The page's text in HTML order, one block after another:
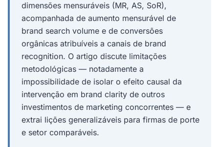
dimensões mensuráveis (MR, AS, SoR),
acompanhada de aumento mensurável de
brand search volume e de conversões
orgânicas atribuíveis a canais de brand
recognition. O artigo discute limitações
metodológicas — notadamente a
impossibilidade de isolar o efeito causal da
intervenção em brand clarity de outros
investimentos de marketing concorrentes — e
extrai lições generalizáveis para firmas de porte
e setor comparáveis.